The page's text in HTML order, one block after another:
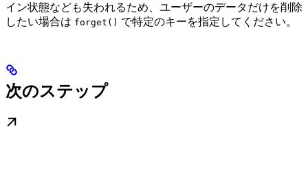
イン状態なども失われるため、ユーザーのデータだけを削除
したい場合は forget() で特定のキーを指定してください。
次のステップ